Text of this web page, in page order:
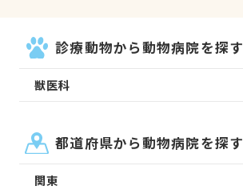
診療動物から動物病院を探す
獣医科
都道府県から動物病院を探す
関東